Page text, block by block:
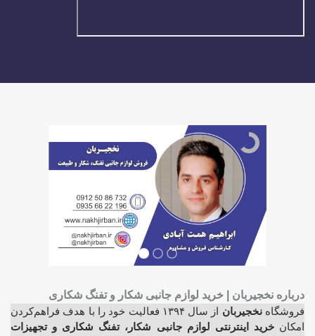
درباره نخجیربان | خرید لوازم جانبی شکار و تفنگ شکاری
فروشگاه نخجیربان
از سال ۱۳۹۴ فعالیت خود را با هدف فراهم‌کردن
امکان خرید اینترنتی لوازم جانبی شکار، تفنگ شکاری و تجهیزات